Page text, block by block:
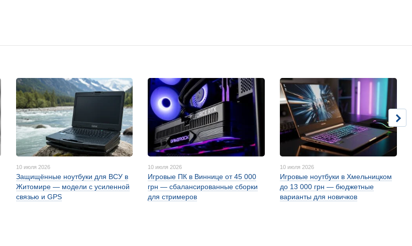
10 июля 2026
Защищённые ноутбуки для ВСУ в
Житомире — модели с усиленной
связью и GPS
10 июля 2026
Игровые ПК в Виннице от 45 000
грн — сбалансированные сборки
для стримеров
10 июля 2026
Игровые ноутбуки в Хмельницком
до 13 000 грн — бюджетные
варианты для новичков